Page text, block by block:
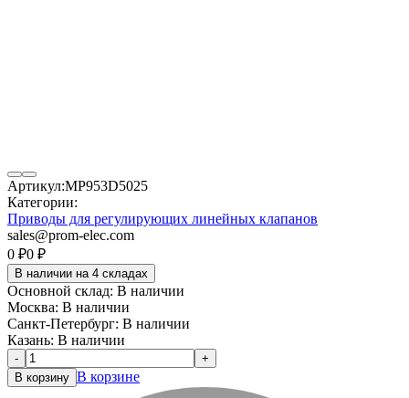
Артикул:MP953D5025
Категории:
Приводы для регулирующих линейных клапанов
sales@prom-elec.com
0 ₽0 ₽
В наличии на 4 складах
Основной склад: В наличии
Москва: В наличии
Санкт-Петербург: В наличии
Казань: В наличии
-
+
В корзину В корзине